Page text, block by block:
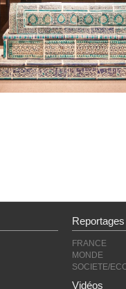
Reportages
FRANCE
MONDE
SOCIETE/
Vidéos